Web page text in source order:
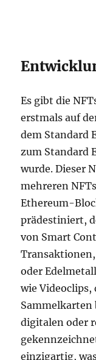
Es gibt die
erstmals auf
dem Standard
zum Standard
wurde. Dieser
mehreren
Ethereum-
prädestiniert,
von Smart
oder
wie
Sammelkarten
digitalen oder
einzigartig,